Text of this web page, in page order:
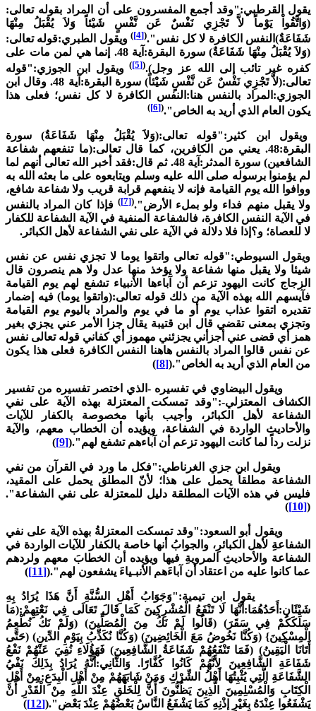
القرطبي:"وقد أجمع المفسرون على أن المراد بقوله تعالى:
يَوْماً لاَّ تَجْزِي نَفْسٌ عَن نَّفْسٍ شَيْئاً وَلاَ يُقْبَلُ مِنْهَا
الكافرة لا كل نفس". (
[4]
)ويقول الطبري:قوله تعالى:
(وَلاَ يُقْبَلُ مِنْهَا شَفَاعَةٌ) سورة البقرة:آية 48. إنما هي لمن مات على
غير تائب إلى الله عز وجل). (
[5]
)ويقول ابن الجوزي:"قوله
تعالى:(لاَّ تَجْزِي نَفْسٌ عَن نَّفْسٍ شَيْئاً) سورة البقرة:آية 48. وقال ابن
بالنفس هنا:النفس الكافرة لا كل نفس؛ فعلى هذا
العام الذي أريد به الخاص". (
[6]
)
ابن كثير:"قوله تعالى:(وَلاَ يُقْبَلُ مِنْهَا شَفَاعَةٌ) سورة
البقرة:48. يعني من الكافرين، كما قال تعالى:(ما تنفعهم شفاعة
الشافعين) سورة المدثر:آية 48. ثم قال:فقد أخبر الله تعالى أنهم لما
يؤمنوا برسوله صلى الله عليه وسلم ويتابعوه على ما بعثه الله به
الله يوم القيامة فإنه لا ينفعهم قرابة قريب ولا شفاعة شافع،
يقبل منهم فداء ولو بملء الأرض". (
[7]
)فإذا كان المراد بالنفس
الآية النفس الكافرة، فالشفاعة المنفية في الآية الشفاعة للكفار
للعصاة؛ و؟إذا فلا دلالة في الآية على نفي الشفاعة لأهل الكبائر.
السيوطي:"قوله تعالى واتقوا يوما لا تجزي نفس عن نفس
ولا يقبل منها شفاعة ولا يؤخذ منها عدل ولا هم ينصرون قال
كانت اليهود تزعم أن آباءها الأنبياء تشفع لهم يوم القيامة
الله بهذه الآية من ذلك قوله تعالى:(واتقوا يوما) فيه إضمار
اتقوا عذاب يوم أو ما في يوم والمراد باليوم يوم القيامة
بمعنى تقضي قال ابن قتيبة يقال جزا الأمر عني يجزي بغير
أي قضى عني أجزأني يجزئني مهموز أي كفاني قوله تعالى نفس
نفس قالوا المراد بالنفس هاهنا النفس الكافرة فعلى هذا يكون
العام الذي أريد به الخاص".([8]
)
البيضاوي في تفسيره -الذي اختصر تفسيره من تفسير
المعتزلي-:"وقد تمسكت المعتزلة بهذه الآية على نفي
لأهل الكبائر، وأجيب بأنها مخصوصة بالكفار للآيات
الواردة في الشفاعة، ويؤيده أن الخطاب معهم، والآية
رداً لما كانت اليهود تزعم أن آباءهم تشفع لهم".([9]
)
ابن جزي الغرناطي:"فكل ما ورد في القرآن من نفي
مطلقاً يحمل على هذا؛ لأنّ المطلق يحمل على المقيد،
في هذه الآيات المطلقة دليل للمعتزلة على نفي الشفاعة".
)
أبو السعود:"وقد تمسكت المعتزلةُ بهذه الآية على نفي
لأهل الكبائرِ، والجوابُ أنها خاصة بالكفار للآيات الواردة في
والأحاديثِ المرويةِ فيها ويؤيده أن الخطابَ معهم ولردهم
كانوا عليه من اعتقاد أن آباءَهم الأنبـياءَ يشفعون لهم".([11]
)
ابن تيمية:"وَجَوَابُ أَهْلِ السُّنَّةِ أَنَّ هَذَا يُرَادُ بِهِ
لَا تَنْفَعُ الْمُشْرِكِينَ كَمَا قَالَ تَعَالَى فِي نَعْتِهِمْ:(مَا
فِي سَقَرَ) (قَالُوا لَمْ نَكُ مِنَ الْمُصَلِّينَ) (وَلَمْ نَكُ نُطْعِمُ
(وَكُنَّا نَخُوضُ مَعَ الْخَائِضِينَ) (وَكُنَّا نُكَذِّبُ بِيَوْمِ الدِّينِ) (حَتَّى
الْيَقِينُ) (فَمَا تَنْفَعُهُمْ شَفَاعَةُ الشَّافِعِينَ) فَهَؤُلَاءِ نُفِيَ عَنْهُمْ نَفْعُ
الشَّافِعِينَ لِأَنَّهُمْ كَانُوا كُفَّارًا. وَالثَّانِي:أَنَّهُ يُرَادُ بِذَلِكَ نَفْيُ
الَّتِي يُثْبِتُهَا أَهْلُ الشِّرْكِ وَمَنْ شَابَهَهُمْ مِنْ أَهْلِ الْبِدَعِ:مِنْ أَهْلِ
وَالْمُسْلِمِينَ الَّذِينَ يَظُنُّونَ أَنَّ لِلْخَلْقِ عِنْدَ اللَّهِ مِنْ الْقَدْرِ أَنْ
عِنْدَهُ بِغَيْرِ إذْنِهِ كَمَا يَشْفَعُ النَّاسُ بَعْضُهُمْ عِنْدَ بَعْضٍ".([12]
)